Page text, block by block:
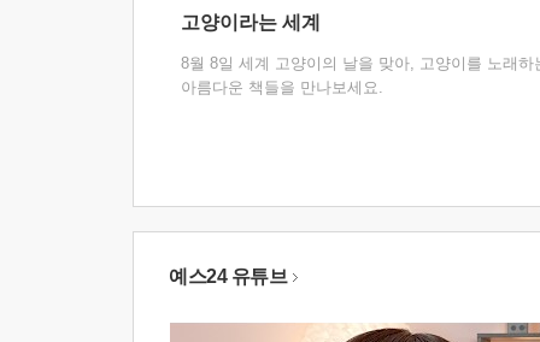
고양이라는 세계
8월 8일 세계 고양이의 날을 맞아, 고양이를 노래하
아름다운 책들을 만나보세요.
예스24 유튜브